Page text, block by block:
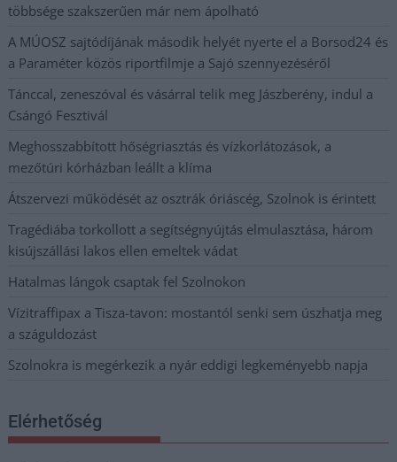
többsége szakszerűen már nem ápolható
A MÚOSZ sajtódíjának második helyét nyerte el a Borsod24 és
a Paraméter közös riportfilmje a Sajó szennyezéséről
Tánccal, zeneszóval és vásárral telik meg Jászberény, indul a
Csángó Fesztivál
Meghosszabbított hőségriasztás és vízkorlátozások, a
mezőtúri kórházban leállt a klíma
Átszervezi működését az osztrák óriáscég, Szolnok is érintett
Tragédiába torkollott a segítségnyújtás elmulasztása, három
kisújszállási lakos ellen emeltek vádat
Hatalmas lángok csaptak fel Szolnokon
Vízitraffipax a Tisza-tavon: mostantól senki sem úszhatja meg
a száguldozást
Szolnokra is megérkezik a nyár eddigi legkeményebb napja
Elérhetőség